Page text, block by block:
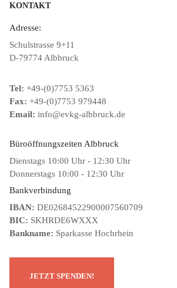
KONTAKT
Adresse:
Schulstrasse 9+11
D-79774 Albbruck
Tel: +49-(0)7753 5363
Fax: +49-(0)7753 979448
Email: info@evkg-albbruck.de
Büroöffnungszeiten Albbruck
Dienstags 10:00 Uhr - 12:30 Uhr
Donnerstags 10:00 - 12:30 Uhr
Bankverbindung
IBAN: DE02684522900007560709
BIC: SKHRDE6WXXX
Bankname: Sparkasse Hochrhein